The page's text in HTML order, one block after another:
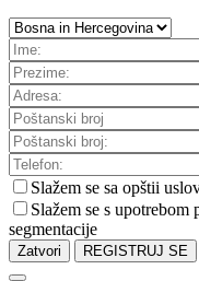
Slažem se sa opštii
Slažem se s
segmentacije
Zatvori REGISTRUJ SE